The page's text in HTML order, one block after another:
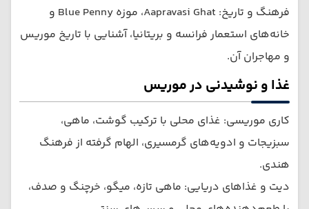
فرهنگ و تاریخ: Aapravasi Ghat، موزه Blue Penny و
خانه‌های استعمار فرانسه و بریتانیا، آشنایی با تاریخ موریس
و مهاجران آن.
غذا و نوشیدنی در موریس
کاری موریسی: غذای محلی با ترکیب گوشت، ماهی،
سبزیجات و ادویه‌های گرمسیری، الهام گرفته از فرهنگ
هندی.
دیت و غذاهای دریایی: ماهی تازه، میگو، خرچنگ و صدف،